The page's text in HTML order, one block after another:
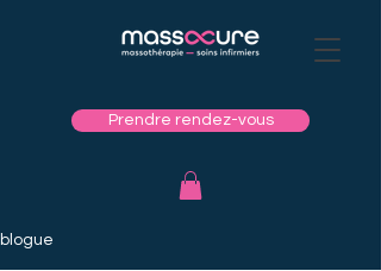
Prendre rendez-vous
blogue